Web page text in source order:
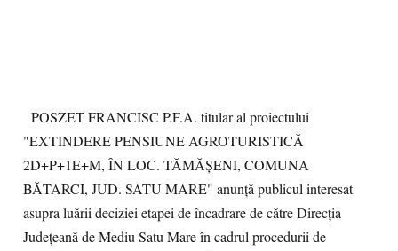
POSZET FRANCISC P.F.A. titular al proiectului
"EXTINDERE PENSIUNE AGROTURISTICĂ
2D+P+1E+M, ÎN LOC. TĂMĂŞENI, COMUNA
BĂTARCI, JUD. SATU MARE" anunță publicul interesat
asupra luării deciziei etapei de încadrare de către Direcția
Judeţeană de Mediu Satu Mare în cadrul procedurii de